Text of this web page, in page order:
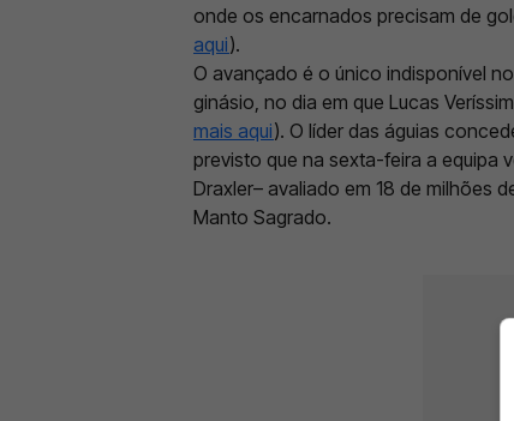
onde os encarnados precisam de
aqui).
O avançado é o único indisponível
ginásio, no dia em que Lucas
mais aqui). O líder das águias
previsto que na sexta-feira a equipa
Draxler– avaliado em 18 de milhões
Manto Sagrado.